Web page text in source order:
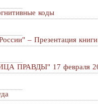
коды
– Презентация
ПРАВДЫ" 17 февраля